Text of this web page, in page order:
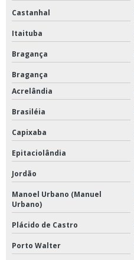
Castanhal
Itaituba
Bragança
Bragança
Acrelândia
Brasiléia
Capixaba
Epitaciolândia
Jordão
Manoel Urbano (Manuel
Urbano)
Plácido de Castro
Porto Walter